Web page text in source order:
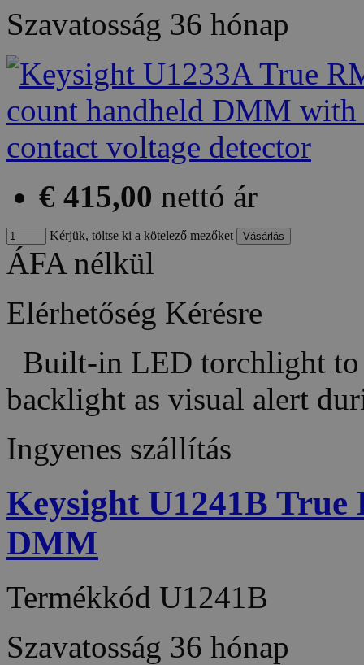
Szavatosság 36 hónap
€ 415,00 nettó ár
Kérjük, töltse ki a kötelező mezőket
ÁFA nélkül
Elérhetőség Kérésre
Built-in LED torchlight to
backlight as visual alert
Ingyenes szállítás
Keysight U1241B True
DMM
Termékkód U1241B
Szavatosság 36 hónap